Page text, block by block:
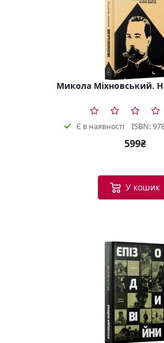
Микола Міхновський.
Є в наявності ISBN:
599₴
У кошик